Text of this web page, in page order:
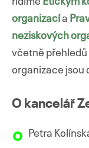
organizacía
neziskových
včetně
organizace jsou
O kancelář
Petra